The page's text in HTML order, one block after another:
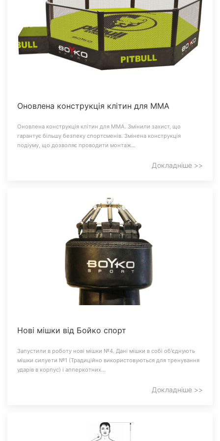
Оновлена конструкція клітин для ММА
Оновлена конструкція клітин для ММА. Змінили захист, що
гарантує більшу безпеку спортсменів. Змінена конструкція
подіуму, що дозволяє проводити монтаж…
Докладніше >>
Нові мішки від Бойко спорт
Запустили в роботу нові мішки №4. Дані мішки в собі об'єднують
мішки силуети №1 (Традиційно використовуються для тренування
ударів в корпус) і апперкотних…
Докладніше >>